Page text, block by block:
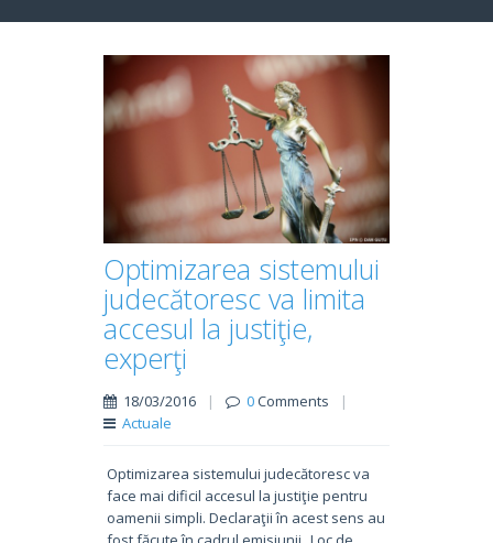
Optimizarea sistemului
judecătoresc va limita
accesul la justiţie,
experţi
18/03/2016 | 0Comments
|
Actuale
Optimizarea sistemului judecătoresc va
face mai dificil accesul la justiţie pentru
oamenii simpli. Declaraţii în acest sens au